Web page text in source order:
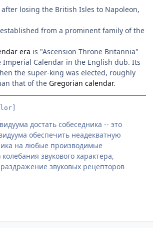
losing the British Isles to Napoleon,
from a prominent family of the
era is "Ascension Throne Britannia"
Imperial Calendar in the English dub. Its
the super-king was elected, roughly
that of the Gregorian calendar.
достать собеседника -- это
обеспечить неадекватную
на любые производимые
звукового характера,
звуковых рецепторов